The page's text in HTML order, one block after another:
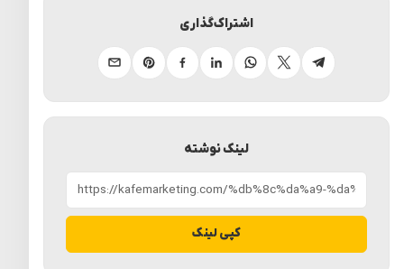
لینک نوشته
کپی لینک
اشتراک‌گذاری
تلگرام ایکسواتساپلینکدینفیسبوکپینترستایمیل